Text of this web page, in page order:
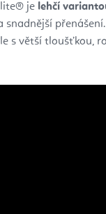
je lehčí
snadnější
s větší tloušťkou,